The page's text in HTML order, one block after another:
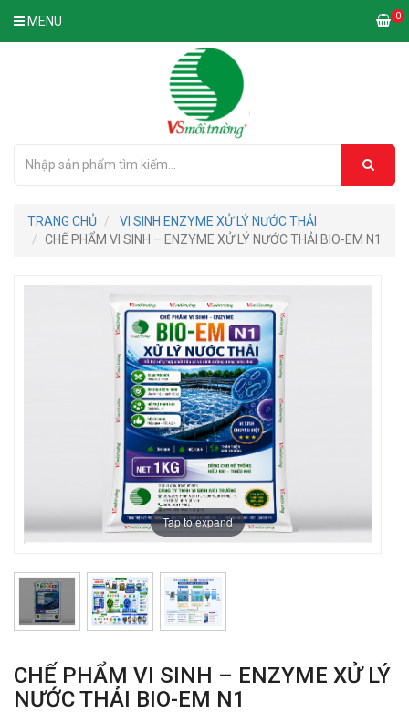
MENU 0
TRANG CHỦ
VI SINH ENZYME XỬ LÝ NƯỚC THẢI
CHẾ PHẨM VI SINH – ENZYME XỬ LÝ NƯỚC THẢI BIO-EM N1
Tap to expand
CHẾ PHẨM VI SINH – ENZYME XỬ LÝ
NƯỚC THẢI BIO-EM N1